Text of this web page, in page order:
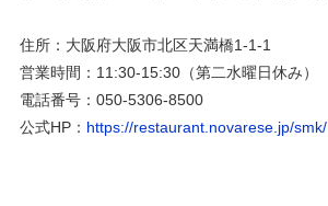
住所：大阪府大阪市北区天満橋1-1-1
営業時間：11:30-15:30（第二水曜日休み）
電話番号：050-5306-8500
公式HP： https://restaurant.novarese.jp/smk/